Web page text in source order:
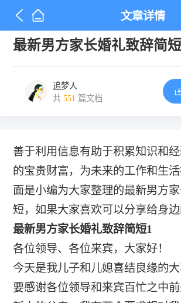
文章详情
最新男方家长婚礼致辞简
追梦人
共 551 篇文档
善于利用信息有助于积累知识和
的宝贵财富，为未来的工作和生
面是小编为大家整理的最新男方
短，如果大家喜欢可以分享给身边
最新男方家长婚礼致辞简短1
各位领导、各位来宾，大家好！
今天是我儿子和儿媳喜结良缘的
要感谢各位领导和来宾百忙之中